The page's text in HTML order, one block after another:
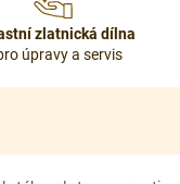
zlatnická dílna
úpravy a servis